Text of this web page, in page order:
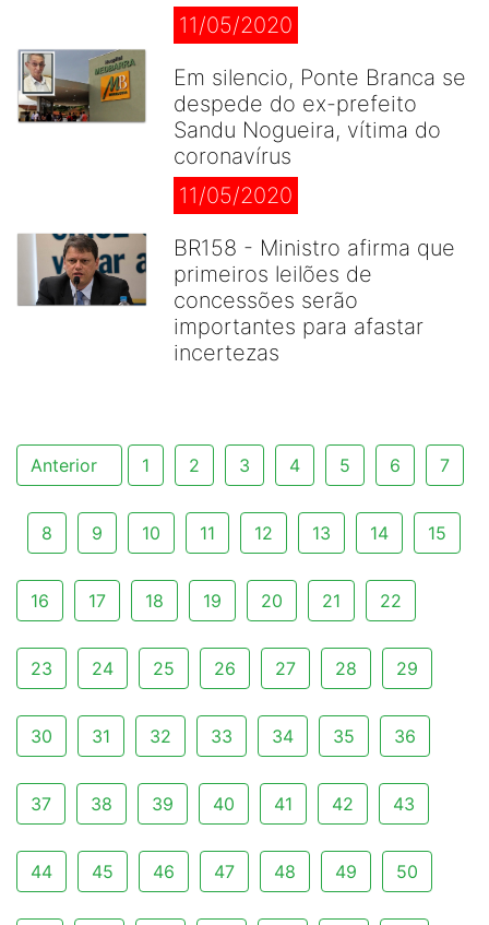
11/05/2020
Em silencio, Ponte Branca se
despede do ex-prefeito
Sandu Nogueira, vítima do
coronavírus
11/05/2020
BR158 - Ministro afirma que
primeiros leilões de
concessões serão
importantes para afastar
incertezas
Anterior 1 2 3 4 5 6 7
8 9 10 11 12 13 14 15
16 17 18 19 20 21 22
23 24 25 26 27 28 29
30 31 32 33 34 35 36
37 38 39 40 41 42 43
44 45 46 47 48 49 50